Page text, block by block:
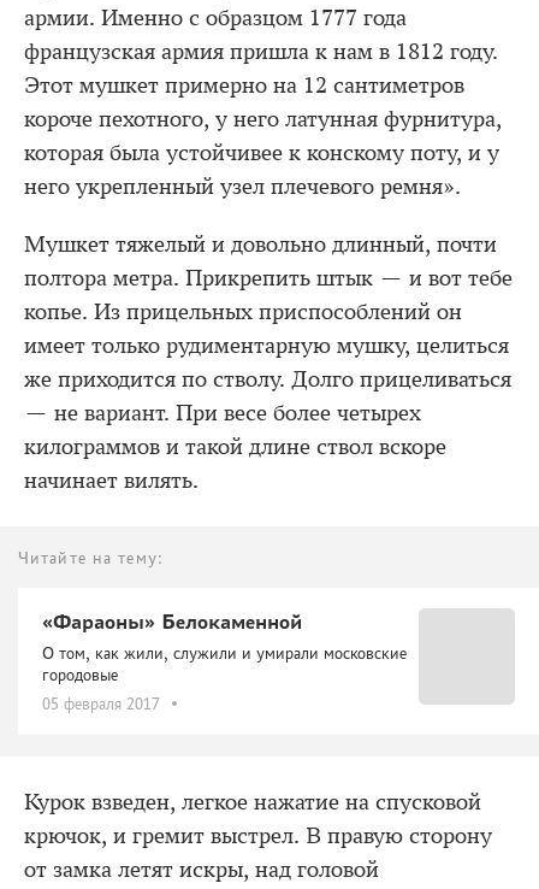
армии. Именно с образцом 1777 года
французская армия пришла к нам в 1812 году.
Этот мушкет примерно на 12 сантиметров
короче пехотного, у него латунная фурнитура,
которая была устойчивее к конскому поту, и у
него укрепленный узел плечевого ремня».
Мушкет тяжелый и довольно длинный, почти
полтора метра. Прикрепить штык — и вот тебе
копье. Из прицельных приспособлений он
имеет только рудиментарную мушку, целиться
же приходится по стволу. Долго прицеливаться
— не вариант. При весе более четырех
килограммов и такой длине ствол вскоре
начинает вилять.
Читайте на тему:
«Фараоны» Белокаменной
О том, как жили, служили и умирали московские
городовые
05 февраля 2017
Курок взведен, легкое нажатие на спусковой
крючок, и гремит выстрел. В правую сторону
от замка летят искры, над головой